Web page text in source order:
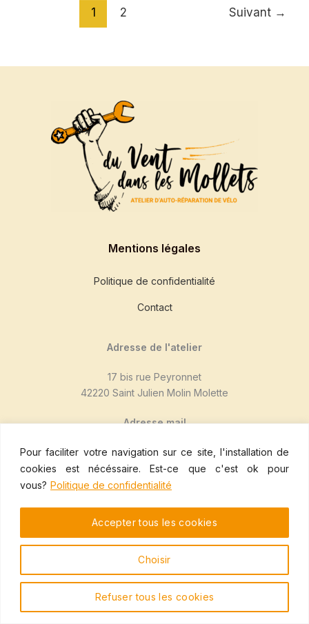
Pour faciliter votre navigation sur ce site, l'installation de
cookies est nécéssaire. Est-ce que c'est ok pour
vous? Politique de confidentialité
Choisir
Refuser tous les cookies
Accepter tous les cookies
1 2 Suivant →
Mentions légales
Politique de confidentialité
Contact
Adresse de l'atelier
17 bis rue Peyronnet
42220 Saint Julien Molin Molette
Adresse mail
duventdanslesmollets@mailo.com
Nous suivre sur Mastodon
Mastodon
Copyright © 2025 Du vent dans les mollets